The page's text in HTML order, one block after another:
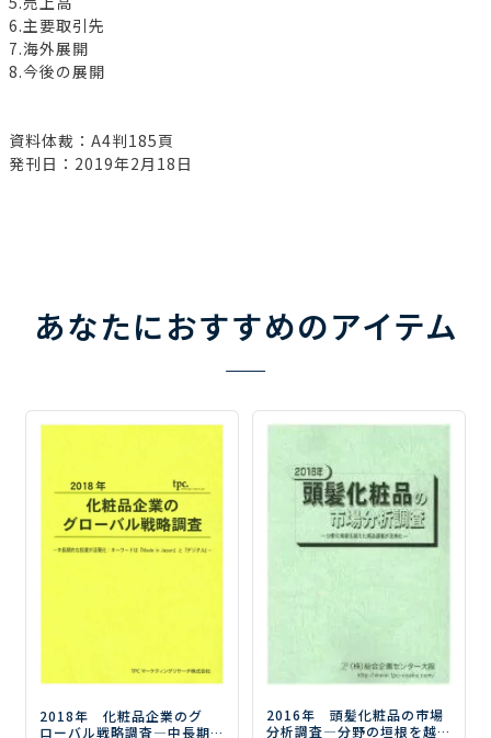
6.主要取引先
7.海外展開
8.今後の展開
資料体裁：A4判185頁
発刊日：2019年2月18日
あなたにおすすめのアイテム
2018年 化粧品企業のグ
ローバル戦略調査―中長期
2016年 頭髪化粧品の市場
分析調査―分野の垣根を越